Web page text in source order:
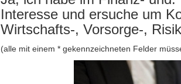
Interesse und ersuche um
Wirtschafts-, Vorsorge-,
(alle mit einem * gekennzeichneten Felder